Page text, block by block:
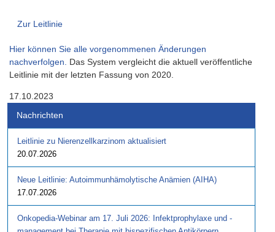
Zur Leitlinie
Hier können Sie alle vorgenommenen Änderungen
nachverfolgen.
Das System vergleicht die aktuell veröffentliche
Leitlinie mit der letzten Fassung von 2020.
17.10.2023
Nachrichten
Leitlinie zu Nierenzellkarzinom aktualisiert
20.07.2026
Neue Leitlinie: Autoimmunhämolytische Anämien (AIHA)
17.07.2026
Onkopedia-Webinar am 17. Juli 2026: Infektprophylaxe und -